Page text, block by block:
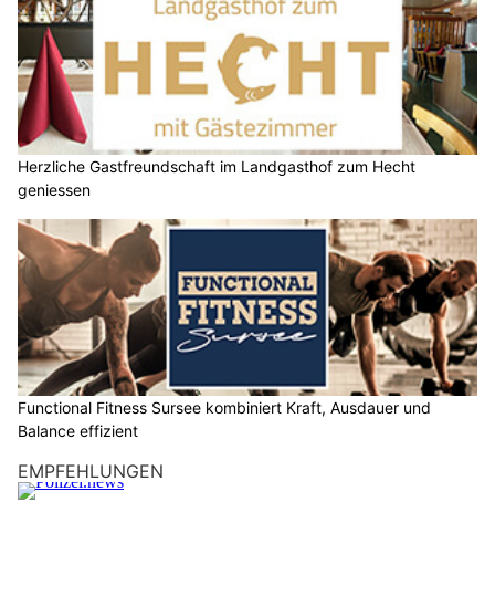
Herzliche Gastfreundschaft im Landgasthof zum Hecht
geniessen
Functional Fitness Sursee kombiniert Kraft, Ausdauer und
Balance effizient
EMPFEHLUNGEN